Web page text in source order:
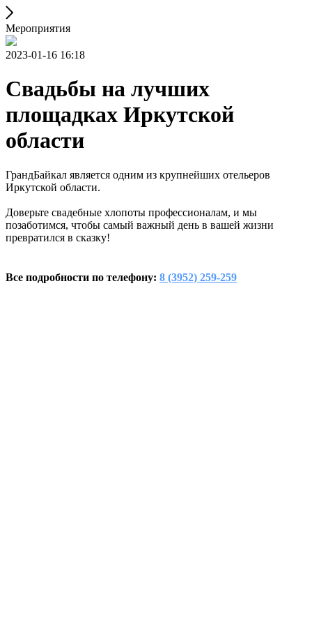
Мероприятия
2023-01-16 16:18
Свадьбы на лучших
площадках Иркутской
области
ГрандБайкал является одним из крупнейших отельеров
Иркутской области.
Доверьте свадебные хлопоты профессионалам, и мы
позаботимся, чтобы самый важный день в вашей жизни
превратился в сказку!
Все подробности по телефону: 8 (3952) 259-259